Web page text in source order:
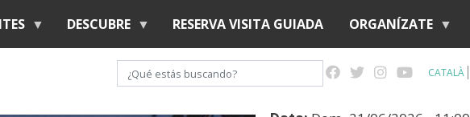
al
contenido
principal
DESCUBRE RESERVA VISITA GUIADA ORGANÍZATE
CATALÀ
Buscar